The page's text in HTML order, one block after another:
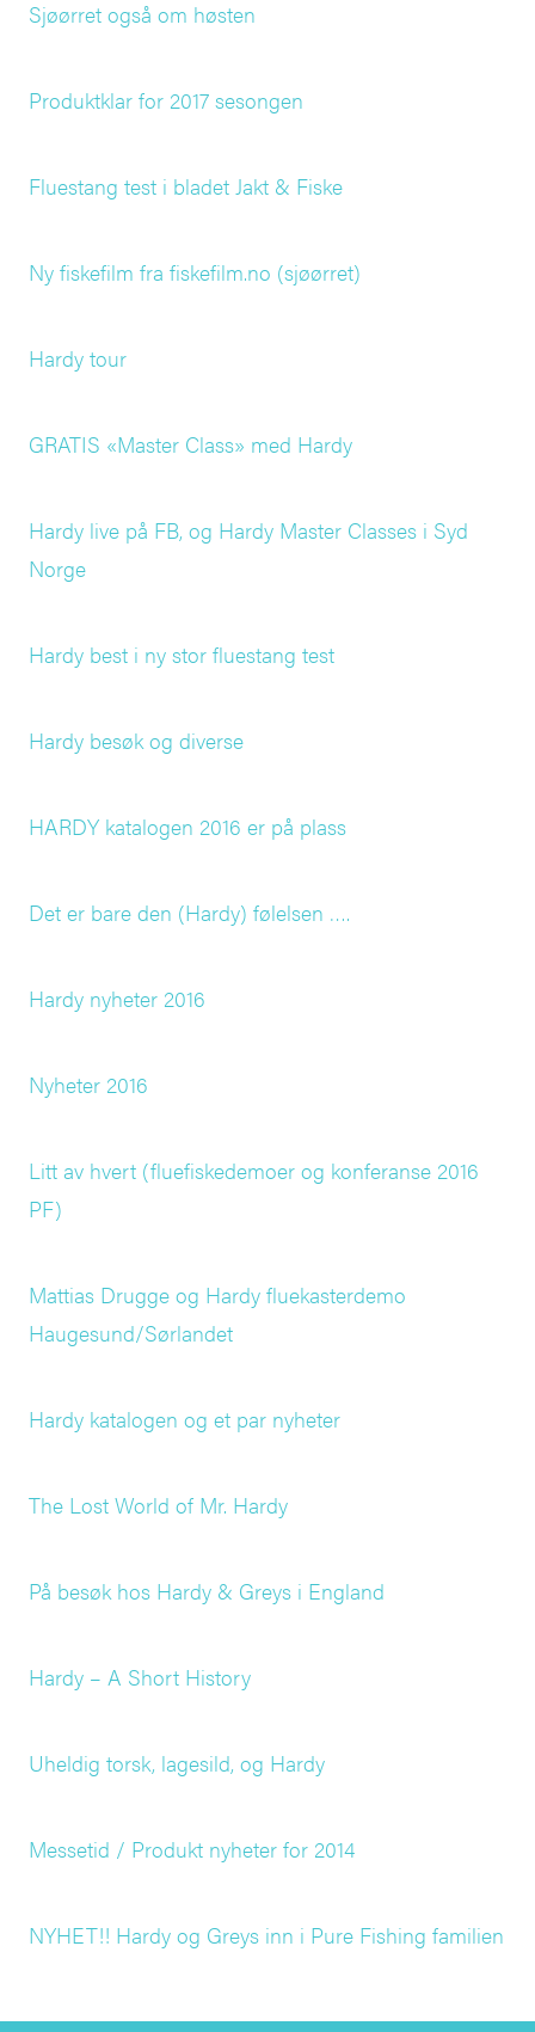
Sjøørret også om høsten
Produktklar for 2017 sesongen
Fluestang test i bladet Jakt & Fiske
Ny fiskefilm fra fiskefilm.no (sjøørret)
Hardy tour
GRATIS «Master Class» med Hardy
Hardy live på FB, og Hardy Master Classes i Syd
Norge
Hardy best i ny stor fluestang test
Hardy besøk og diverse
HARDY katalogen 2016 er på plass
Det er bare den (Hardy) følelsen ….
Hardy nyheter 2016
Nyheter 2016
Litt av hvert (fluefiskedemoer og konferanse 2016
PF)
Mattias Drugge og Hardy fluekasterdemo
Haugesund/Sørlandet
Hardy katalogen og et par nyheter
The Lost World of Mr. Hardy
På besøk hos Hardy & Greys i England
Hardy – A Short History
Uheldig torsk, lagesild, og Hardy
Messetid / Produkt nyheter for 2014
NYHET!! Hardy og Greys inn i Pure Fishing familien